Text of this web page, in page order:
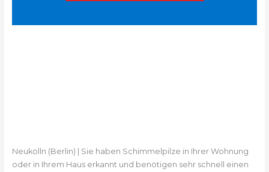
Neukölln (Berlin) | Sie haben Schimmelpilze in Ihrer Wohnung
oder in Ihrem Haus erkannt und benötigen sehr schnell einen